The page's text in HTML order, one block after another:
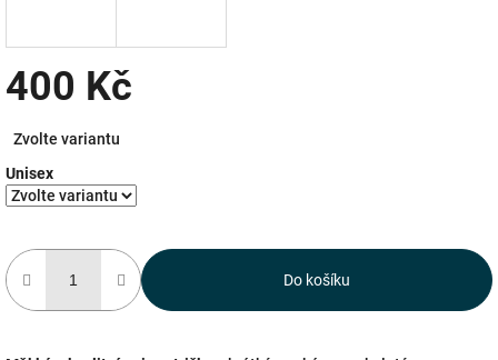
400 Kč
cena:
Zvolte variantu
Unisex
Do košíku